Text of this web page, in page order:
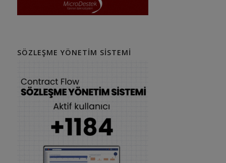
SÖZLEŞME YÖNETIM SISTEMI